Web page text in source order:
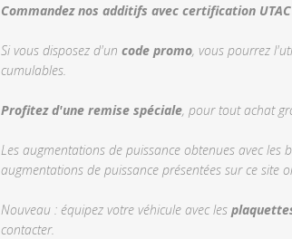
Commandez nos additifs avec certification
Si vous disposez d'un code promo, vous pourrez
cumulables.
Profitez d'une remise spéciale, pour tout achat
Les augmentations de puissance obtenues avec les
augmentations de puissance présentées sur ce site
Nouveau : équipez votre véhicule avec les
contacter.